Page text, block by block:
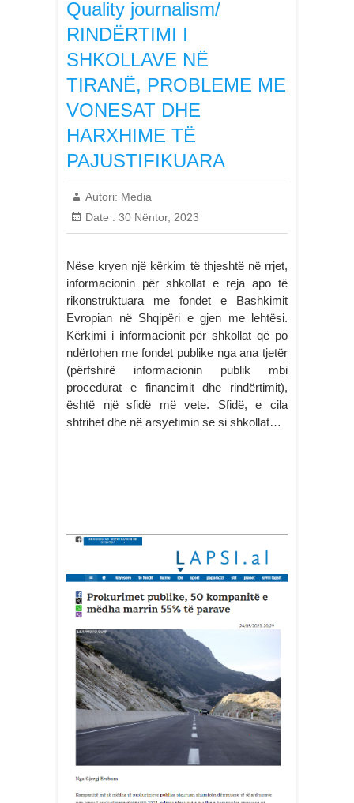
Quality journalism/
RINDËRTIMI I
SHKOLLAVE NË
TIRANË, PROBLEME ME
VONESAT DHE
HARXHIME TË
PAJUSTIFIKUARA
Autori: Media
Date : 30 Nëntor, 2023
Nëse kryen një kërkim të thjeshtë në rrjet,
informacionin për shkollat e reja apo të
rikonstruktuara me fondet e Bashkimit
Evropian në Shqipëri e gjen me lehtësi.
Kërkimi i informacionit për shkollat që po
ndërtohen me fondet publike nga ana tjetër
(përfshirë informacionin publik mbi
procedurat e financimit dhe rindërtimit),
është një sfidë më vete. Sfidë, e cila
shtrihet dhe në arsyetimin se si shkollat…